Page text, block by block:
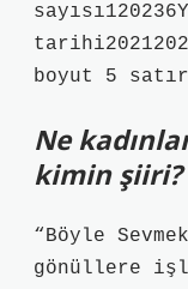
boyut 5
Ne
kimin şiiri?
“Böyle
gönüllere